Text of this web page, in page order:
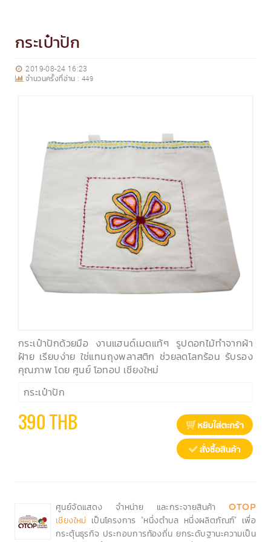
กระเป๋าปัก
2019-08-24 16:23
จำนวนครั้งที่อ่าน : 449
กระเป๋าปักด้วยมือ งานแฮนด์เมดแท้ๆ รูปดอกไม้ทำจากผ้า
ฝ้าย เรียบง่าย ใช่แทนถุงพลาสติก ช่วยลดโลกร้อน รับรอง
คุณภาพ โดย ศูนย์ โอทอป เชียงใหม่
กระเป๋าปัก
390 THB
ศูนย์จัดแสดง จำหน่าย และกระจายสินค้าOTOP
เชียงใหม่ เป็นโครงการ "หนึ่งตำบล หนึ่งผลิตภัณฑ์" เพื่อ
กระตุ้นธุรกิจ ประกอบการท้องถิ่น ยกระดับฐานะความเป็น